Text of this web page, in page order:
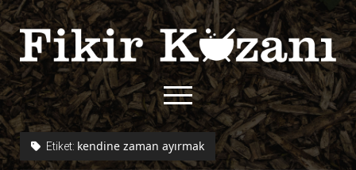
Fikir
Kazanı
menüyü
aç
twitterfacebook
rss
Etiket: kendine zaman ayırmak